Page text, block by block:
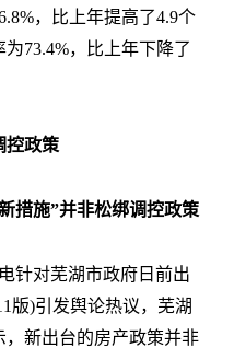
，比上年提高了4.9个
73.4%，比上年下降了
控政策
措施”并非松绑调控政策
针对芜湖市政府日前出
版)引发舆论热议，芜湖
，新出台的房产政策并非